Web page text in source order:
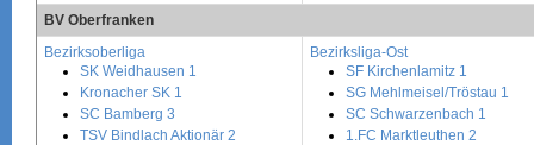
BV Oberfranken
Bezirksoberliga
SK Weidhausen 1
Kronacher SK 1
SC Bamberg 3
TSV Bindlach Aktionär 2
Bezirksliga-Ost
SF Kirchenlamitz 1
SG Mehlmeisel/Tröstau 1
SC Schwarzenbach 1
1.FC Marktleuthen 2